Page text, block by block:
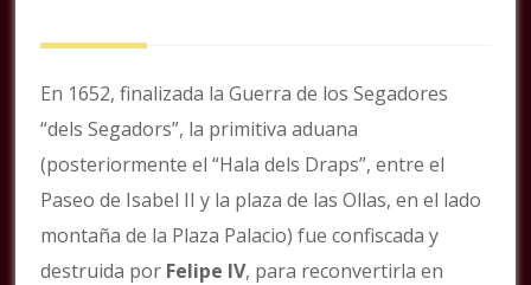
En 1652, finalizada la Guerra de los Segadores
“dels Segadors”, la primitiva aduana
(posteriormente el “Hala dels Draps”, entre el
Paseo de Isabel II y la plaza de las Ollas, en el lado
montaña de la Plaza Palacio) fue confiscada y
destruida por Felipe IV, para reconvertirla en